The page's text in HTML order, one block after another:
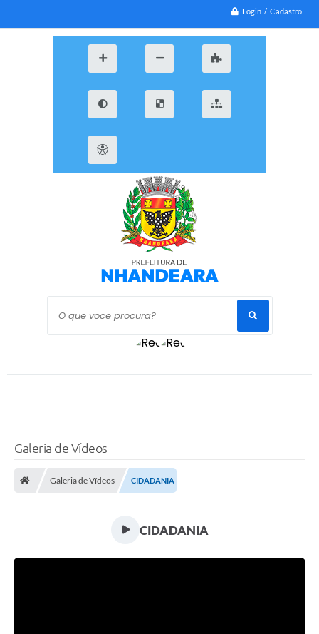
Login / Cadastro
O que voce procura?
Galeria de Vídeos
Galeria de Vídeos CIDADANIA
CIDADANIA